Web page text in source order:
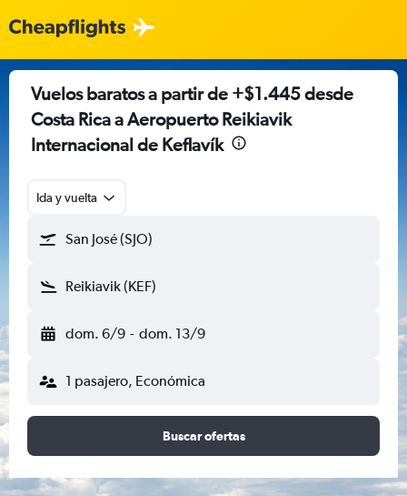
Vuelos baratos a partir de +$1.445 desde
Costa Rica a Aeropuerto Reikiavik
Internacional de Keflavík
Ida y vuelta
San José (SJO)
Reikiavik (KEF)
dom. 6/9 - dom. 13/9
1 pasajero, Económica
Buscar ofertas